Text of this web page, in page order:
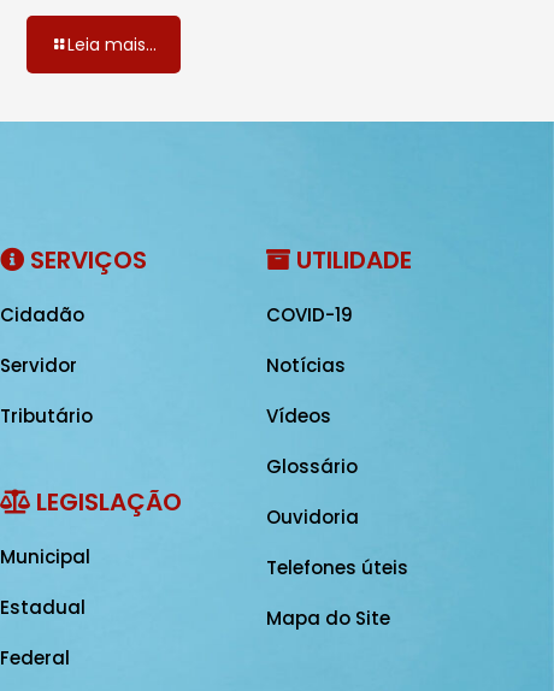
Leia mais...
SERVIÇOS
Cidadão
Servidor
Tributário
LEGISLAÇÃO
Municipal
Estadual
Federal
UTILIDADE
COVID-19
Notícias
Vídeos
Glossário
Ouvidoria
Telefones úteis
Mapa do Site